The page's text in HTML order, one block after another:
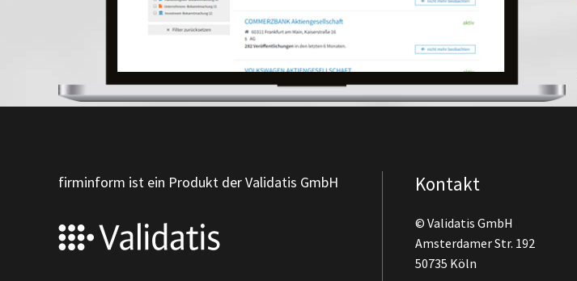
firminform ist ein Produkt der Validatis GmbH Kontakt
© Validatis GmbH
Amsterdamer Str. 192
50735 Köln